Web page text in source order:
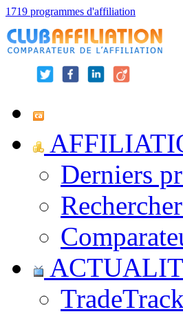
1719 programmes d'affiliation
Derniers